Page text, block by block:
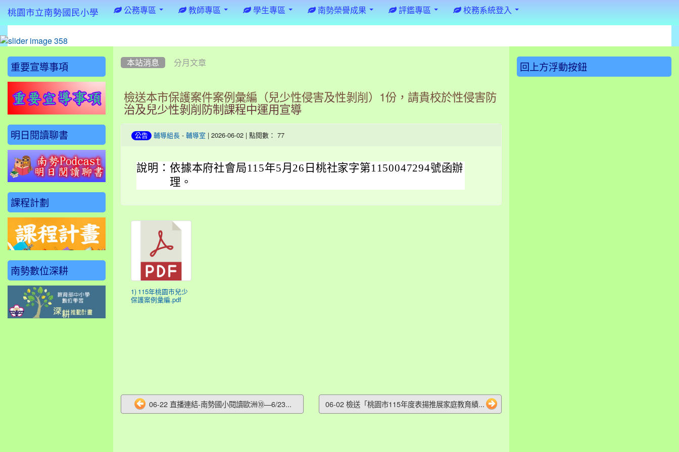
桃園市立南勢國民小學 公務專區 教師專區 學生專區 南勢榮譽成果 評鑑專區 校務系統登入
本站消息 分月文章
檢送本市保護案件案例彙編（兒少性侵害及性剝削）1份，請貴校於性侵害防
治及兒少性剝削防制課程中運用宣導
公告 輔導組長 - 輔導室 | 2026-06-02 | 點閱數： 77
說明： 依據本府社會局115年5月26日桃社家字第1150047294號函辦
理。
1) 115年桃園市兒少
保護案例彙編.pdf
06-22 直播連結-南勢國小閱讀歐洲⑩—6/23... 06-02 檢送「桃園市115年度表揚推展家庭教育績...
::: 重要宣導事項
明日閱讀聊書
課程計劃
南勢數位深耕
::: 回上方浮動按鈕